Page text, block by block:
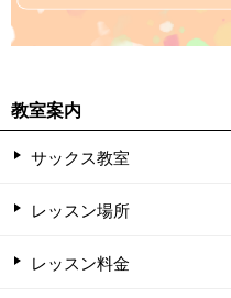
教室案内
サックス教室
レッスン場所
レッスン料金